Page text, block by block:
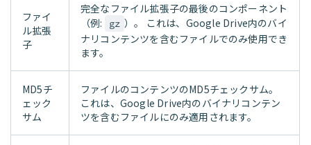
ファイ
ル拡張
子
完全なファイル拡張子の最後のコンポーネント
（例:
gz ）。 これは、Google Drive内のバイ
ナリコンテンツを含むファイルでのみ使用でき
ます。
MD5チ
ェック
サム
ファイルのコンテンツのMD5チェックサム。
これは、Google Drive内のバイナリコンテン
ツを含むファイルにのみ適用されます。